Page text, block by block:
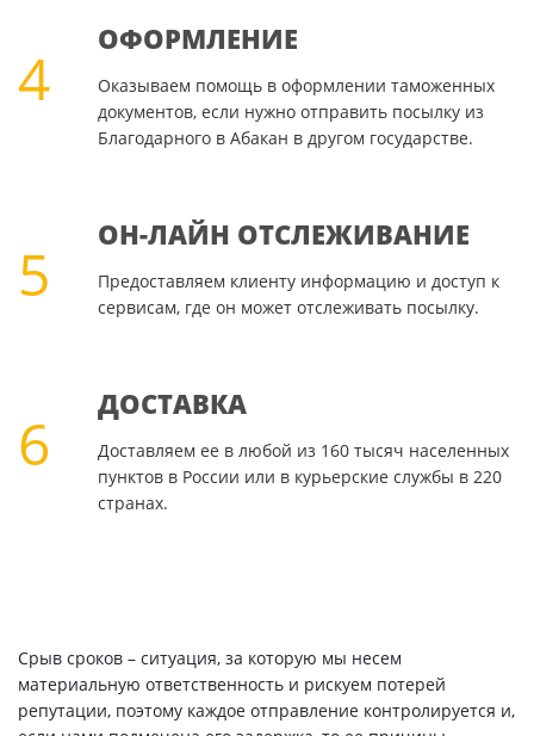
4
ОФОРМЛЕНИЕ
Оказываем помощь в оформлении таможенных
документов, если нужно отправить посылку из
Благодарного в Абакан в другом государстве.
5
ОН-ЛАЙН ОТСЛЕЖИВАНИЕ
Предоставляем клиенту информацию и доступ к
сервисам, где он может отслеживать посылку.
6
ДОСТАВКА
Доставляем ее в любой из 160 тысяч населенных
пунктов в России или в курьерские службы в 220
странах.
Срыв сроков – ситуация, за которую мы несем
материальную ответственность и рискуем потерей
репутации, поэтому каждое отправление контролируется и,